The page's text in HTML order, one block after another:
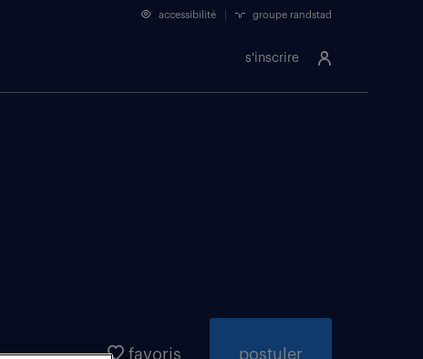
s'inscrire
accessibilité groupe randstad
postuler
favoris